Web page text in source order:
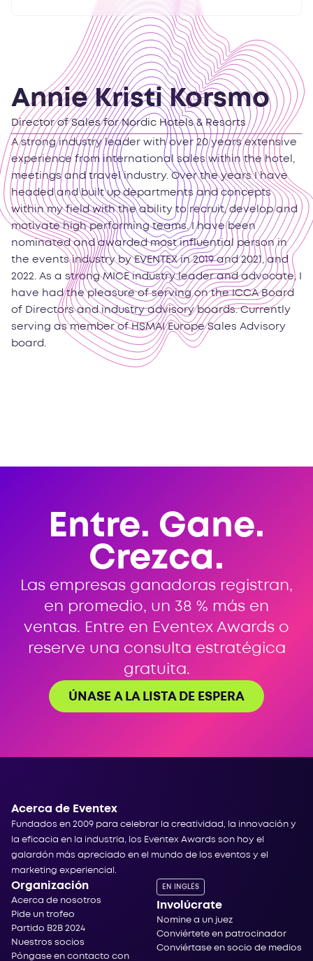
Annie Kristi Korsmo
Director of Sales for Nordic Hotels & Resorts
A strong industry leader with over 20 years extensive
experience from international sales within the hotel,
meetings and travel industry. Over the years I have
headed and built up departments and concepts
within my field with the ability to recruit, develop and
motivate high performing teams. I have been
nominated and awarded most influential person in
the events industry by EVENTEX in 2019 and 2021, and
2022. As a strong MICE industry leader and advocate, I
have had the pleasure of serving on the ICCA Board
of Directors and industry advisory boards. Currently
serving as member of HSMAI Europe Sales Advisory
board.
Entre. Gane.
Crezca.
Las empresas ganadoras registran,
en promedio, un 38 % más en
ventas. Entre en Eventex Awards o
reserve una consulta estratégica
gratuita.
ÚNASE A LA LISTA DE ESPERA
Acerca de Eventex
Fundados en 2009 para celebrar la creatividad, la innovación y
la eficacia en la industria, los Eventex Awards son hoy el
galardón más apreciado en el mundo de los eventos y el
marketing experiencial.
Organización
Acerca de nosotros
Pide un trofeo
Partido B2B 2024
Nuestros socios
Póngase en contacto con
EN INGLÉS
Involúcrate
Nomine a un juez
Conviértete en patrocinador
Conviértase en socio de medios